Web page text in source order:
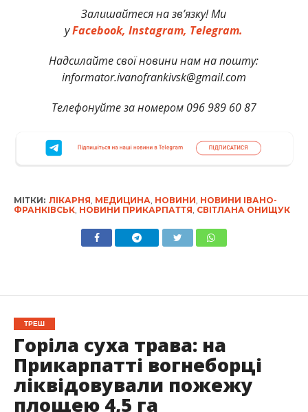
Залишайтеся на зв’язку! Ми
уFacebook,Instagram, Telegram.
Надсилайте свої новини нам на пошту:
informator.ivanofrankivsk@gmail.com
Телефонуйте за номером 096 989 60 87
МІТКИ: ЛІКАРНЯ, МЕДИЦИНА, НОВИНИ, НОВИНИ ІВАНО-
ФРАНКІВСЬК, НОВИНИ ПРИКАРПАТТЯ, СВІТЛАНА ОНИЩУК
ТРЕШ
Горіла суха трава: на
Прикарпатті вогнеборці
ліквідовували пожежу
площею 4,5 га